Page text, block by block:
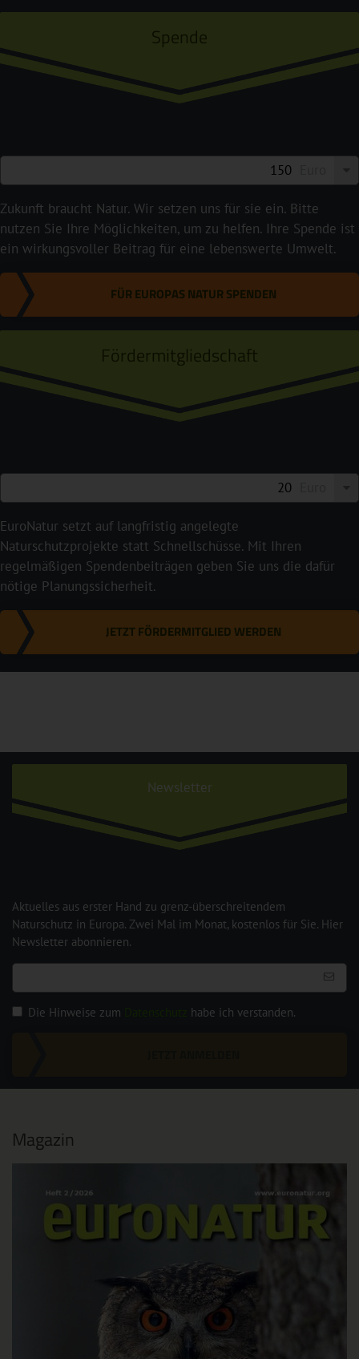
Spende
Zukunft braucht Natur. Wir setzen uns für sie ein. Bitte
nutzen Sie Ihre Möglichkeiten, um zu helfen. Ihre Spende ist
ein wirkungsvoller Beitrag für eine lebenswerte Umwelt.
FÜR EUROPAS NATUR SPENDEN
Fördermitgliedschaft
EuroNatur setzt auf langfristig angelegte
Naturschutzprojekte statt Schnellschüsse. Mit Ihren
regelmäßigen Spendenbeiträgen geben Sie uns die dafür
nötige Planungssicherheit.
JETZT FÖRDERMITGLIED WERDEN
Newsletter
Aktuelles aus erster Hand zu grenz-überschreitendem
Naturschutz in Europa. Zwei Mal im Monat, kostenlos für Sie. Hier
Newsletter abonnieren.
Die Hinweise zum habe ich verstanden.
Magazin